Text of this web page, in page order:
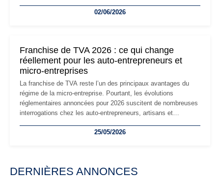
les auto-entrepreneurs devront s'adapter à un environnement
02/06/2026
Franchise de TVA 2026 : ce qui change
réellement pour les auto-entrepreneurs et
micro-entreprises
La franchise de TVA reste l’un des principaux avantages du
régime de la micro-entreprise. Pourtant, les évolutions
réglementaires annoncées pour 2026 suscitent de nombreuses
interrogations chez les auto-entrepreneurs, artisans et
facturation ou risque de bascule vers la TVA : les règles
25/05/2026
DERNIÈRES ANNONCES